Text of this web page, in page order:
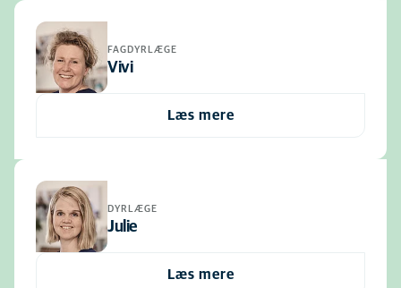
FAGDYRLÆGE
Vivi
Læs mere
DYRLÆGE
Julie
Læs mere